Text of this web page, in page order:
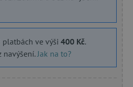
ve výši 400 Kč.
navýšení.Jak na to?